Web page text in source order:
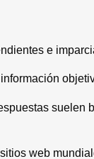
e
suelen
web